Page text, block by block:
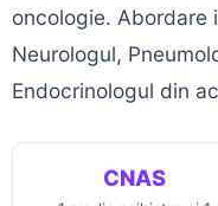
oncologie.
Neurologul,
Endocrinologul din
CNAS